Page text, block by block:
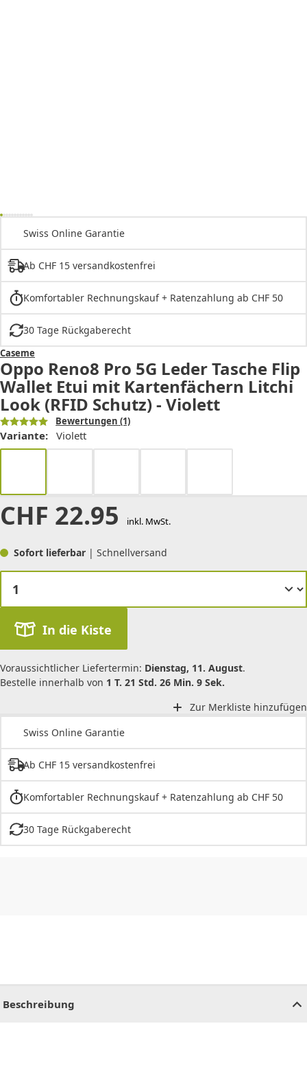
Swiss Online Garantie
Ab CHF 15 versandkostenfrei
Komfortabler Rechnungskauf + Ratenzahlung ab CHF 50
30 Tage Rückgaberecht
Caseme
Oppo Reno8 Pro 5G Leder Tasche Flip
Wallet Etui mit Kartenfächern Litchi
Look (RFID Schutz) - Violett
Bewertungen (1)
Variante: Violett
CHF 22.95 inkl. MwSt.
Sofort lieferbar | Schnellversand
In die Kiste
Voraussichtlicher Liefertermin: Dienstag, 11. August.
Bestelle innerhalb von 1 T. 21 Std. 26 Min. 9 Sek.
Zur Merkliste hinzufügen
Swiss Online Garantie
Ab CHF 15 versandkostenfrei
Komfortabler Rechnungskauf + Ratenzahlung ab CHF 50
30 Tage Rückgaberecht
Beschreibung